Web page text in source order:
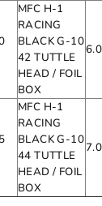
MFC H-1
RACING
BLACK G-10
42 TUTTLE
HEAD / FOIL
BOX
MFC H-1
RACING
BLACK G-10
44 TUTTLE
HEAD / FOIL
BOX